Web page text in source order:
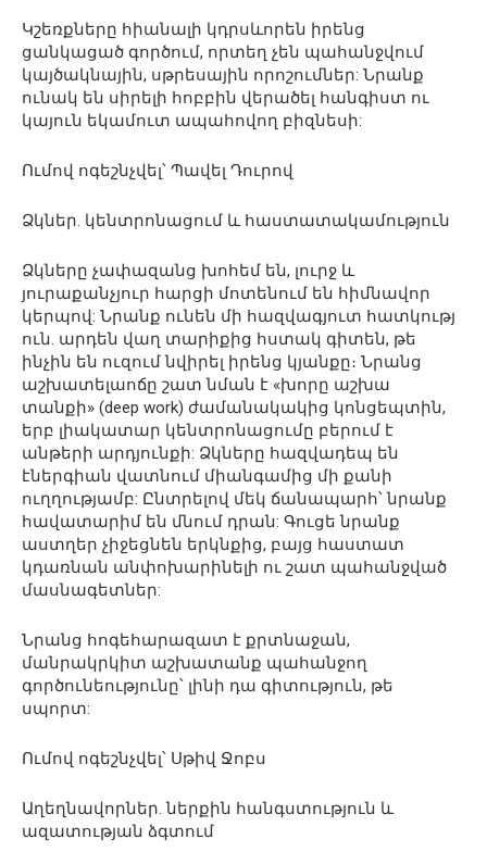
Կշեռքները հիանալի կդրսևորեն իրենց
ցանկացած գործում, որտեղ չեն պահանջվում
կայծակնային, սթրեսային որոշումներ: Նրանք
ունակ են սիրելի հոբբին վերածել հանգիստ ու
կայուն եկամուտ ապահովող բիզնեսի:
Ումով ոգեշնչվել՝ Պավել Դուրով
Ձկներ. կենտրոնացում և հաստատակամություն
Ձկները չափազանց խոհեմ են, լուրջ և
յուրաքանչյուր հարցի մոտենում են հիմնավոր
կերպով: Նրանք ունեն մի հազվագյուտ հատկությ
ուն. արդեն վաղ տարիքից հստակ գիտեն, թե
ինչին են ուզում նվիրել իրենց կյանքը։ Նրանց
աշխատելաոճը շատ նման է «խորը աշխա
տանքի» (deep work) ժամանակակից կոնցեպտին,
երբ լիակատար կենտրոնացումը բերում է
անթերի արդյունքի: Ձկները հազվադեպ են
էներգիան վատնում միանգամից մի քանի
ուղղությամբ: Ընտրելով մեկ ճանապարհ՝ նրանք
հավատարիմ են մնում դրան: Գուցե նրանք
աստղեր չիջեցնեն երկնքից, բայց հաստատ
կդառնան անփոխարինելի ու շատ պահանջված
մասնագետներ:
Նրանց հոգեհարազատ է քրտնաջան,
մանրակրկիտ աշխատանք պահանջող
գործունեությունը՝ լինի դա գիտություն, թե
սպորտ:
Ումով ոգեշնչվել՝ Սթիվ Ջոբս
Աղեղնավորներ. ներքին հանգստություն և
ազատության ձգտում